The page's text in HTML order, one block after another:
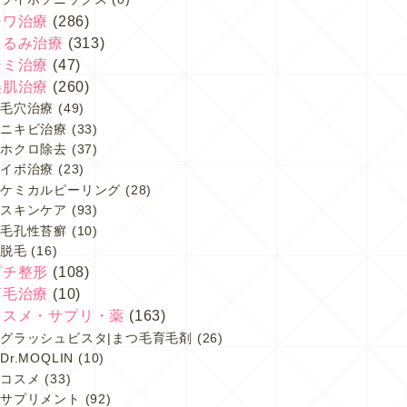
治療 (286)
み治療 (313)
治療 (47)
治療 (260)
毛穴治療 (49)
ニキビ治療 (33)
ホクロ除去 (37)
イボ治療 (23)
ケミカルピーリング (28)
スキンケア (93)
毛孔性苔癬 (10)
脱毛 (16)
整形 (108)
治療 (10)
メ・サプリ・薬 (163)
グラッシュビスタ|まつ毛育毛剤
(26)
Dr.MOQLIN (10)
コスメ (33)
サプリメント
(92)